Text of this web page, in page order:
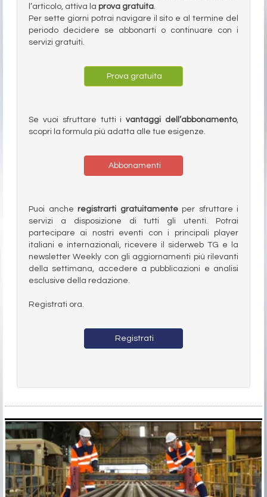
l’articolo, attiva la prova gratuita.
Per sette giorni potrai navigare il sito e al termine del
periodo decidere se abbonarti o continuare con i
servizi gratuiti.
Prova gratuita
Se vuoi sfruttare tutti ivantaggi dell’abbonamento,
scopri la formula più adatta alle tue esigenze.
Abbonamenti
Puoi anche registrarti gratuitamenteper sfruttare i
servizi a disposizione di tutti gli utenti. Potrai
partecipare ai nostri eventi con i principali player
italiani e internazionali, ricevere il siderweb TG e la
newsletter Weekly con gli aggiornamenti più rilevanti
della settimana, accedere a pubblicazioni e analisi
esclusive della redazione.
Registrati ora.
Registrati